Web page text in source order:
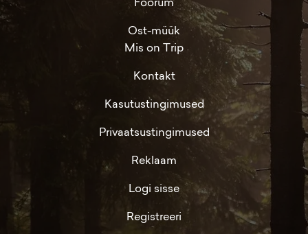
Ost-müük
Mis on Trip
Kontakt
Kasutustingimused
Privaatsustingimused
Reklaam
Logi sisse
Registreeri